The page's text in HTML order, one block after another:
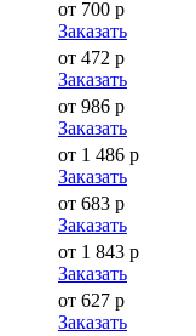
от 700 р
Заказать
от 472 р
Заказать
от 986 р
Заказать
от 1 486 р
Заказать
от 683 р
Заказать
от 1 843 р
Заказать
от 627 р
Заказать